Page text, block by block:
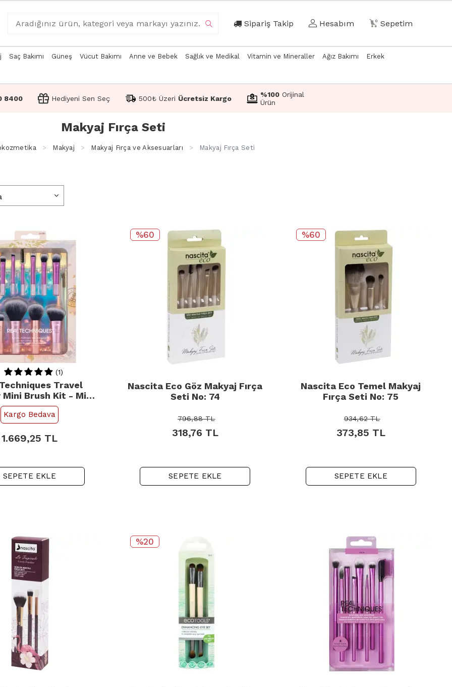
Sipariş Takip Hesabım 0 Sepetim
Saç Bakımı Güneş Vücut Bakımı Anne ve Bebek Sağlık ve Medikal Vitamin ve Mineraller Ağız Bakımı Erkek
8400 Hediyeni Sen Seç 500₺ Üzeri Ücretsiz Kargo %100 Orijinal
Ürün
Makyaj Fırça Seti
Makyaj Makyaj Fırça ve Aksesuarları Makyaj Fırça Seti
(1)
Travel
Mini Brush Kit - Mini
Fırça Seti
Kargo Bedava
1.669,25 TL
SEPETE EKLE
%60
Nascita Eco Göz Makyaj Fırça
Seti No: 74
796,88TL
318,76 TL
SEPETE EKLE
%60
Nascita Eco Temel Makyaj
Fırça Seti No: 75
934,62TL
373,85 TL
SEPETE EKLE
%20